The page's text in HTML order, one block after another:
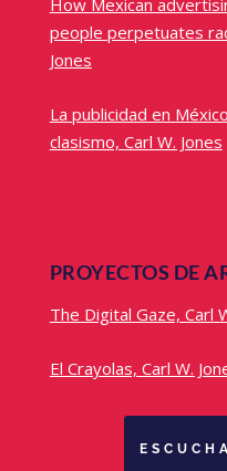
How Mexican
people perpetuates
Jones
La publicidad en
clasismo, Carl W. Jones
PROYECTOS DE
The Digital Gaze, Carl
El Crayolas, Carl W.